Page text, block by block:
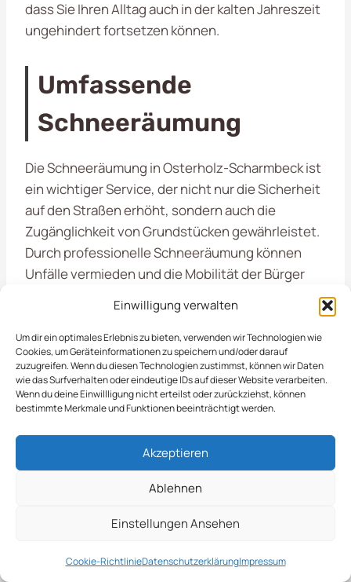
Einwilligung verwalten
Um dir ein optimales Erlebnis zu bieten, verwenden wir Technologien wie
Cookies, um Geräteinformationen zu speichern und/oder darauf
zuzugreifen. Wenn du diesen Technologien zustimmst, können wir Daten
wie das Surfverhalten oder eindeutige IDs auf dieser Website verarbeiten.
Wenn du deine Einwillligung nicht erteilst oder zurückziehst, können
bestimmte Merkmale und Funktionen beeinträchtigt werden.
Akzeptieren
Ablehnen
Einstellungen Ansehen
Cookie-RichtlinieDatenschutzerklärungImpressum
dass Sie Ihren Alltag auch in der kalten Jahreszeit
ungehindert fortsetzen können.
Umfassende
Schneeräumung
Die Schneeräumung in Osterholz-Scharmbeck ist
ein wichtiger Service, der nicht nur die Sicherheit
auf den Straßen erhöht, sondern auch die
Zugänglichkeit von Grundstücken gewährleistet.
Durch professionelle Schneeräumung können
Unfälle vermieden und die Mobilität der Bürger
Effiziente Maßnahmen Für
Sichere Wege
DieSchneeräumung in Osterholz-Scharmbeck
ist ein wichtiger Service, den wir unseren Kunden
in der Region anbieten. Bei winterlichen
Wetterbedingungen sorgen wir dafür, dass
Gehwege, Parkplätze und Zufahrten schnell und
erfahrenen Mitarbeiter setzen moderne Technik